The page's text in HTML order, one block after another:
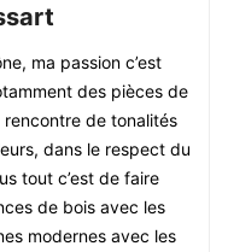
ma passion c’est
des pièces de
rencontre de tonalités
dans le respect du
tout c’est de faire
de bois avec les
modernes avec les